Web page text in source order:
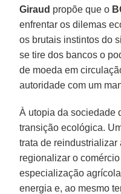
Giraud propõe que o
enfrentar os dilemas
os brutais instintos do
se tire dos bancos o
de moeda em
autoridade com um
À utopia da sociedade
transição ecológica.
trata de
regionalizar o
especialização
energia e, ao mesmo